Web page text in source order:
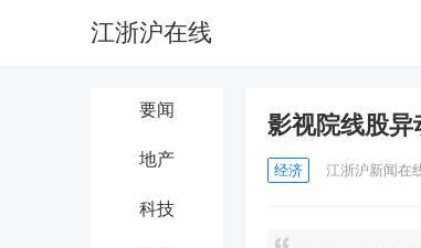
江浙沪在线
要闻
地产
科技
影视院线股
经济 江浙沪新闻在